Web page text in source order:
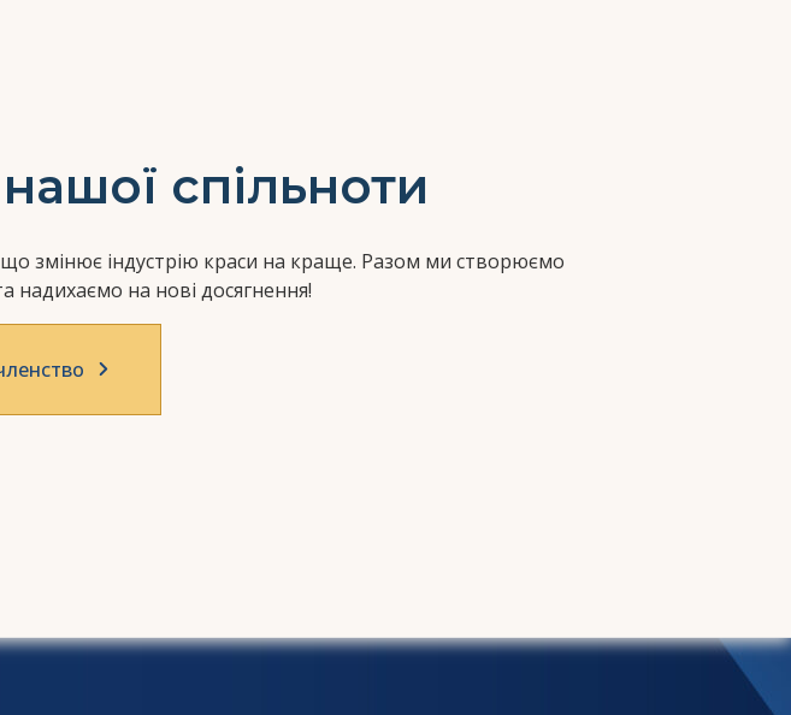
спільноти
змінює індустрію краси на краще. Разом ми створюємо
надихаємо на нові досягнення!